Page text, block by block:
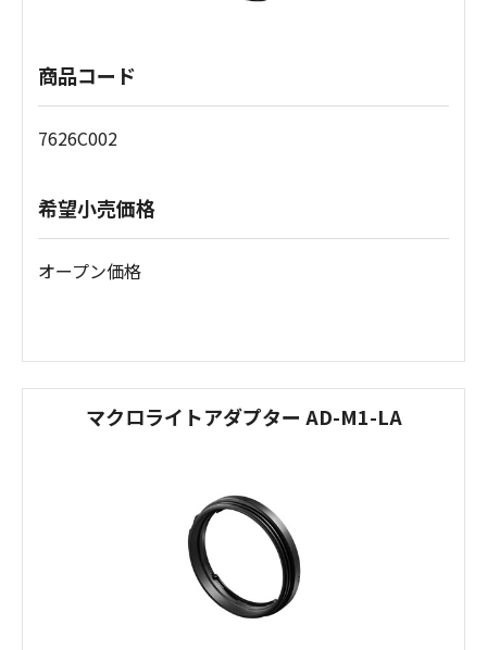
商品コード
7626C002
希望小売価格
オープン価格
マクロライトアダプター AD-M1-LA